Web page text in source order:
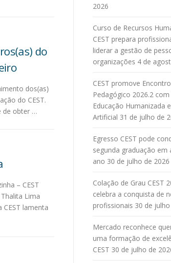
do
dos(as)
do CEST.
de obter …
– CEST
Lima
lamenta
2026
Curso de Recursos
CEST prepara
liderar a gestão de
organizações 4 de
CEST promove Encontro
Pedagógico 2026.2
Educação Humanizada
Artificial 31 de julho de
Egresso CEST pode
segunda graduação em
ano 30 de julho de 2026
Colação de Grau CEST
celebra a conquista de
profissionais 30 de
Mercado reconhece
uma formação de
CEST 30 de julho de